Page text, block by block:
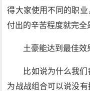
得大家使用不同的职
付出的辛苦程度就完全
土豪能达到最佳效
比如说为什么我
为战战组合可以说没